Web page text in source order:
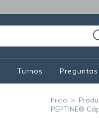
Turnos
Inicio >
PEPTINE®